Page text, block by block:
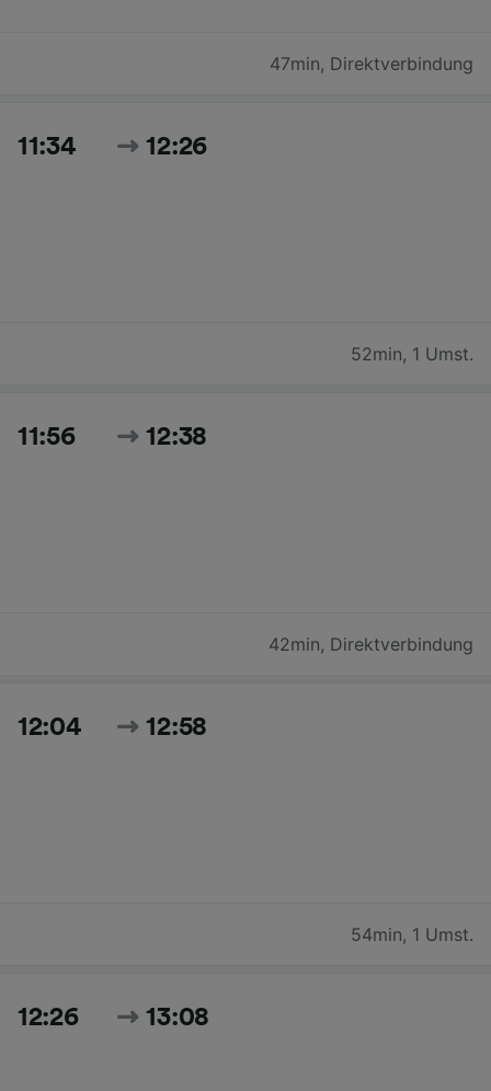
47min, Direktverbindung
11:34 12:26
52min, 1 Umst.
11:56 12:38
42min, Direktverbindung
12:04 12:58
54min, 1 Umst.
12:26 13:08